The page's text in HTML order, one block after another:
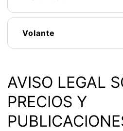
Volante
AVISO LEGAL
PRECIOS Y